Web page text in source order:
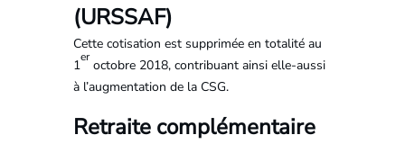
(URSSAF)
Cette cotisation est supprimée en totalité au
1er octobre 2018, contribuant ainsi elle-aussi
à l’augmentation de la CSG.
Retraite complémentaire